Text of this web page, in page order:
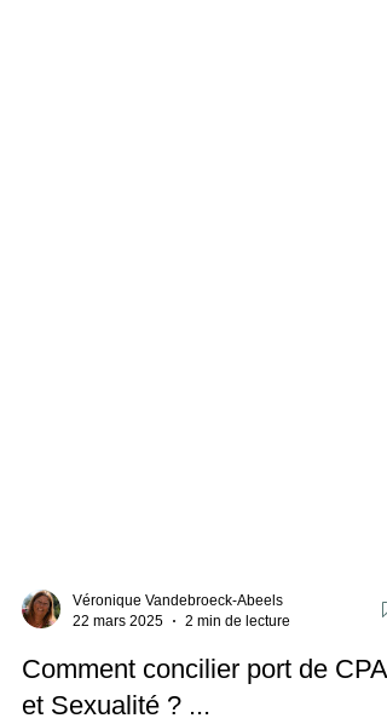
22 mars 2025
2 min de lecture
Comment concilier port de